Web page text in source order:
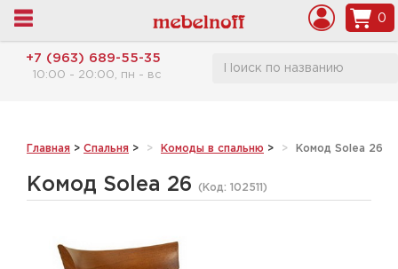
0
+7 (963) 689-55-35
10:00 - 20:00, пн - вс
Главная > Спальня > Комоды в спальню > Комод Solea 26
Комод Solea 26 (Код: 102511 )